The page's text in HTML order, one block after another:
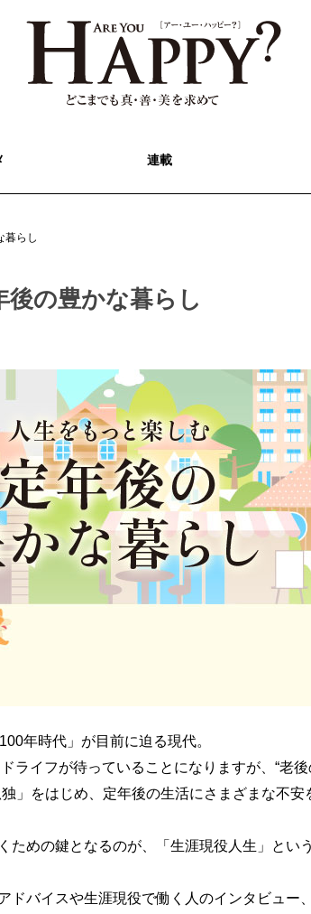
連載
暮らし
の豊かな暮らし
年時代」が目前に迫る現代。
ライフが待っていることになりますが、“老後
」をはじめ、定年後の生活にさまざまな不安
ための鍵となるのが、「生涯現役人生」とい
ドバイスや生涯現役で働く人のインタビュー